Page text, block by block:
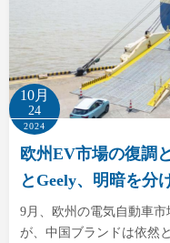
10月
24
2024
欧州EV市場の復調
とGeely、明暗を分
9月、欧州の電気自動車
が、中国ブランドは依然